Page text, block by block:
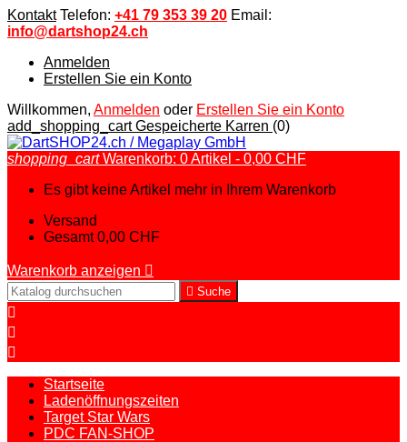
Kontakt Telefon: +41 79 353 39 20 Email:
info@dartshop24.ch
Anmelden
Erstellen Sie ein Konto
Willkommen, Anmelden oder Erstellen Sie ein Konto
add_shopping_cartGespeicherte Karren (0)
shopping_cart Warenkorb: 0Artikel - 0,00 CHF
Es gibt keine Artikel mehr in Ihrem Warenkorb
Versand
Gesamt 0,00 CHF
Warenkorb anzeigen 
 Suche



Startseite
Ladenöffnungszeiten
Target Star Wars
PDC FAN-SHOP